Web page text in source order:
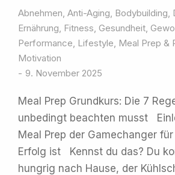
Abnehmen, Anti-Aging, Bodybuilding,
Ernährung, Fitness, Gesundheit,
Performance, Lifestyle, Meal Prep &
Motivation
9. November 2025
Meal Prep Grundkurs: Die 7
unbedingt beachten musst
Meal Prep der Gamechanger
Erfolg ist Kennst du das? Du
hungrig nach Hause, der